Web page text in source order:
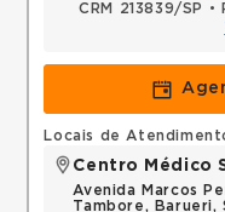
CRM 213839/SP
•
Locais de
Centro Médico
Avenida Marcos
Tambore, Barueri,